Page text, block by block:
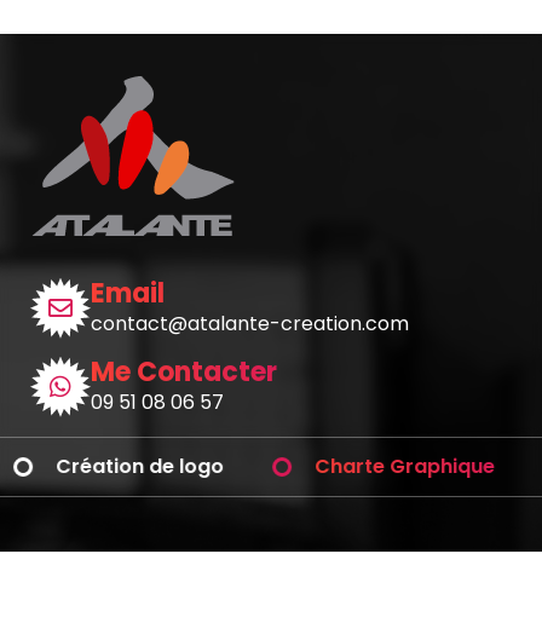
Email
contact@atalante-creation.com
Me Contacter
09 51 08 06 57
Création de logo Charte Graphique